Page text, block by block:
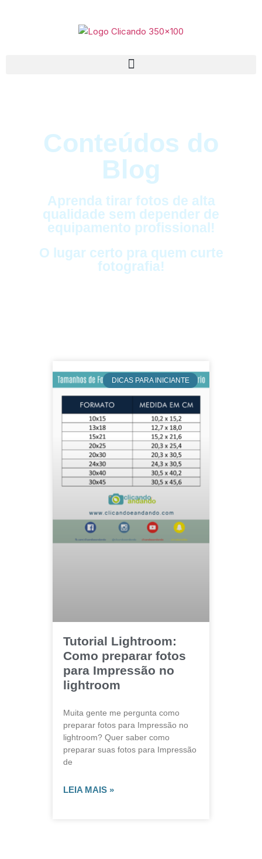
Conteúdos do
Blog
Aprenda tirar fotos de alta
qualidade sem depender de
equipamento profissional!
O lugar certo pra quem curte
fotografia!
DICAS PARA INICIANTE
Tutorial Lightroom:
Como preparar fotos
para Impressão no
lightroom
Muita gente me pergunta como
preparar fotos para Impressão no
lightroom? Quer saber como
preparar suas fotos para Impressão
de
LEIA MAIS »